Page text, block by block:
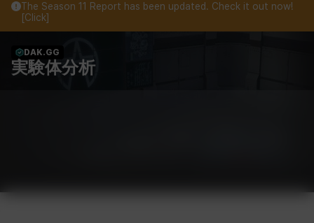
The Season 11 Report has been updated. Check it out now!
[Click]
DAK.GG
実験体分析